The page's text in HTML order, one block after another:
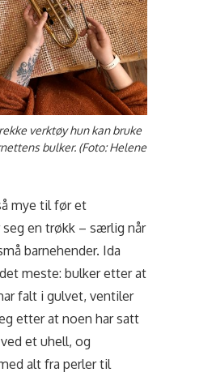
verktøy hun kan bruke
bulker. (Foto: Helene
mye til før et
en trøkk – særlig når
barnehender. Ida
meste: bulker etter at
falt i gulvet, ventiler
etter at noen har satt
et uhell, og
alt fra perler til